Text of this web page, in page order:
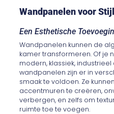
Wandpanelen voor
Een Esthetische
Wandpanelen kunnen de
kamer transformeren. Of je
modern, klassiek,
wandpanelen zijn er in
smaak te voldoen. Ze
accentmuren te creëren,
verbergen, en zelfs om
ruimte toe te voegen.